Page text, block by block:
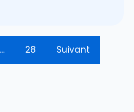
… 28 Suivant